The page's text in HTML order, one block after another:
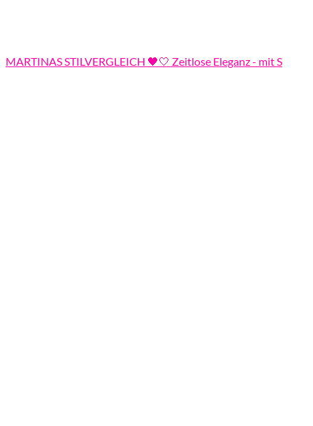
MARTINAS STILVERGLEICH 🖤🤍 Zeitlose Eleganz - mit S